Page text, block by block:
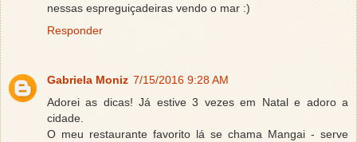
nessas espreguiçadeiras vendo o mar :)
Responder
Gabriela Moniz 7/15/2016 9:28 AM
Adorei as dicas! Já estive 3 vezes em Natal e adoro a
cidade.
O meu restaurante favorito lá se chama Mangai - serve